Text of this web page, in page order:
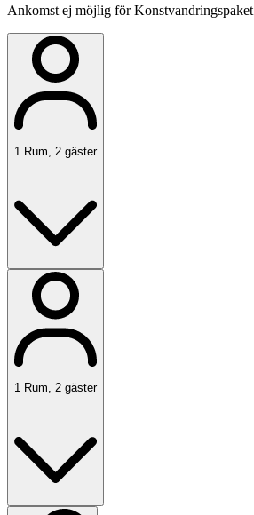
Ankomst ej möjlig för Konstvandringspaket
1 Rum 2 gäster
1 Rum, 2 gäster